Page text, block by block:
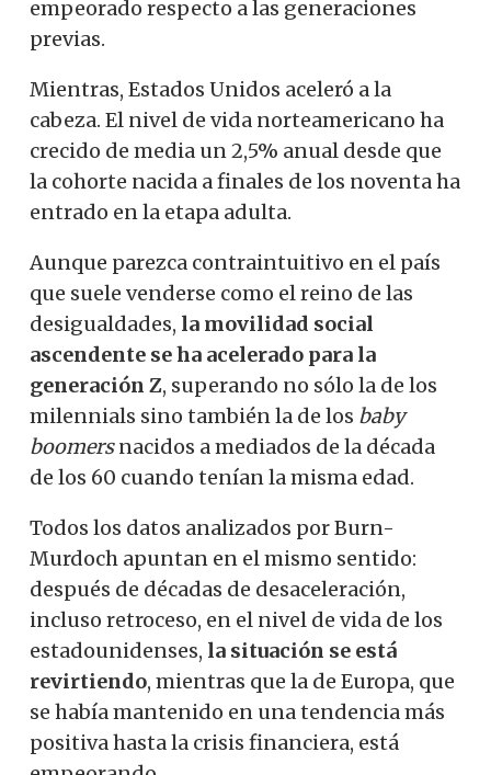
empeorado respecto a las generaciones
previas.
Mientras, Estados Unidos aceleró a la
cabeza. El nivel de vida norteamericano ha
crecido de media un 2,5% anual desde que
la cohorte nacida a finales de los noventa ha
entrado en la etapa adulta.
Aunque parezca contraintuitivo en el país
que suele venderse como el reino de las
desigualdades, la movilidad social
ascendente se ha acelerado para la
generación Z, superando no sólo la de los
milennials sino también la de los baby
boomersnacidos a mediados de la década
de los 60 cuando tenían la misma edad.
Todos los datos analizados por Burn-
Murdoch apuntan en el mismo sentido:
después de décadas de desaceleración,
incluso retroceso, en el nivel de vida de los
estadounidenses, la situación se está
revirtiendo, mientras que la de Europa, que
se había mantenido en una tendencia más
positiva hasta la crisis financiera, está